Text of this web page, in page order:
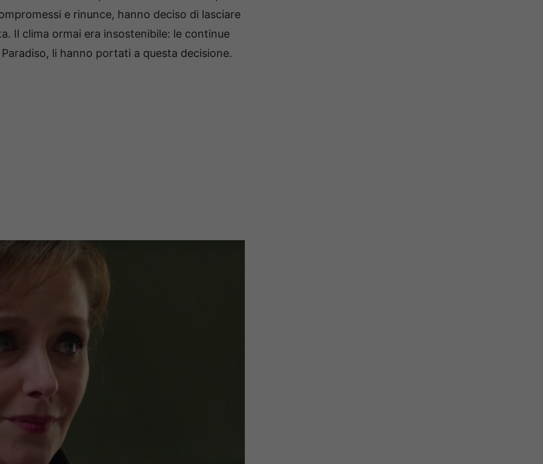
e rinunce, hanno deciso di lasciare
Il clima ormai era insostenibile: le continue
li hanno portati a questa decisione.